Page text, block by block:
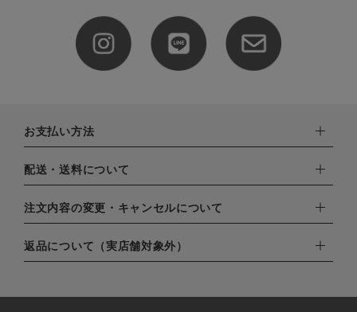
お支払い方法
下記お支払い方法よりお選びいただけます。
・クレジットカード（VISA,mastercard,JCB,AMERICAN
EXPRESS,Diners Club）
・amazonペイメント
・楽天ペイ
・PayPay
配送・送料について
配達業者：日本郵便
北海道：1,400円
注文内容の変更・キャンセルについて
ご注文日当日から翌日のAM9:00までにご連絡頂いた場合はキャ
ンセルは可能です。
返品について（実店舗対象外）